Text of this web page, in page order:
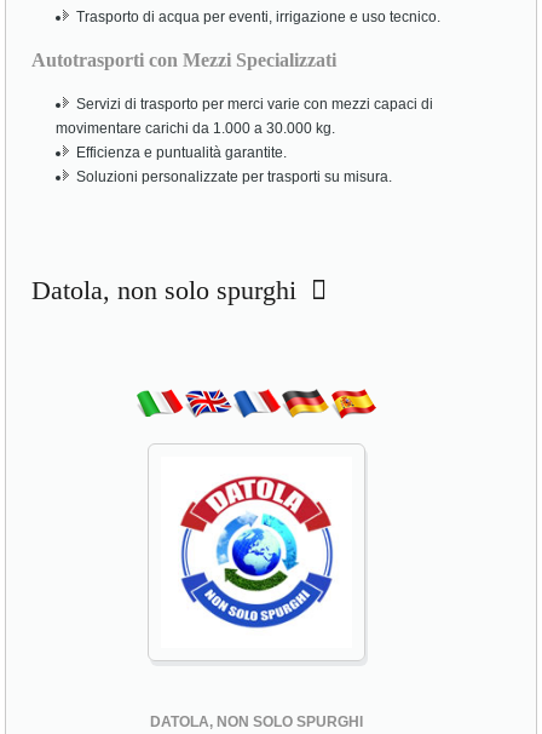
Trasporto di acqua per eventi, irrigazione e uso tecnico.
Autotrasporti con Mezzi Specializzati
Servizi di trasporto per merci varie con mezzi capaci di
movimentare carichi da 1.000 a 30.000 kg.
Efficienza e puntualità garantite.
Soluzioni personalizzate per trasporti su misura.
Datola, non solo spurghi
DATOLA, NON SOLO SPURGHI